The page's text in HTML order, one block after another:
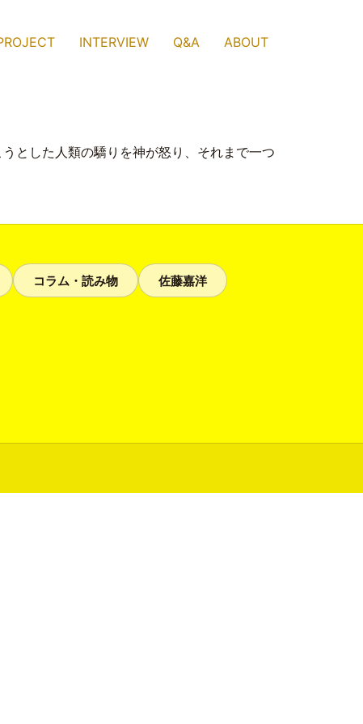
INTERVIEW Q&A ABOUT
とした人類の驕りを神が怒り、それまで一つ
コラム・読み物
佐藤嘉洋